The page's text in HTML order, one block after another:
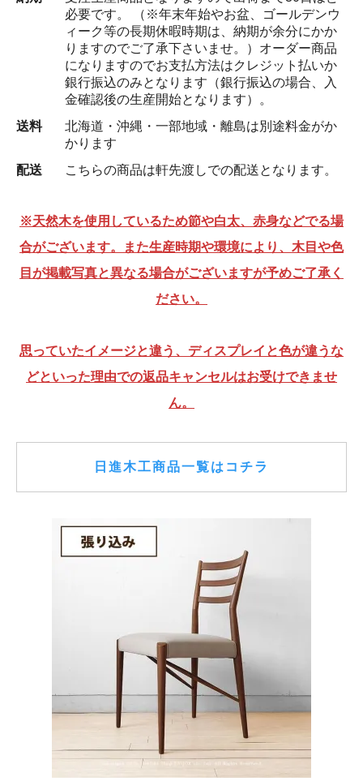
必要です。 （※年末年始やお盆、ゴールデンウ
ィーク等の長期休暇時期は、納期が余分にかか
りますのでご了承下さいませ。）オーダー商品
になりますのでお支払方法はクレジット払いか
銀行振込のみとなります（銀行振込の場合、入
金確認後の生産開始となります）。
送料
北海道・沖縄・一部地域・離島は別途料金がか
かります
配送
こちらの商品は軒先渡しでの配送となります。
※天然木を使用しているため節や白太、赤身などでる場
合がございます。また生産時期や環境により、木目や色
目が掲載写真と異なる場合がございますが予めご了承く
ださい。
思っていたイメージと違う、ディスプレイと色が違うな
どといった理由での返品キャンセルはお受けできませ
ん。
日進木工商品一覧はコチラ